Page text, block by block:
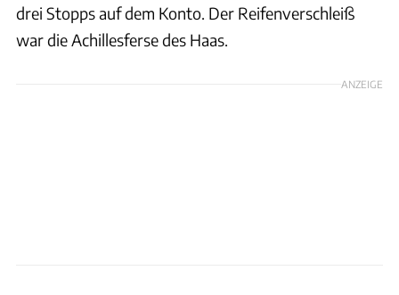
drei Stopps auf dem Konto. Der Reifenverschleiß
war die Achillesferse des Haas.
ANZEIGE